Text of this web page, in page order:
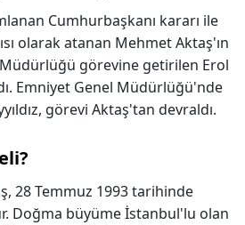
Cumhurbaşkanı kararı ile
olarak atanan Mehmet Aktaş'ın
görevine getirilen Erol
Emniyet Genel Müdürlüğü'nde
görevi Aktaş'tan devraldı.
28 Temmuz 1993 tarihinde
Doğma büyüme İstanbul'lu olan